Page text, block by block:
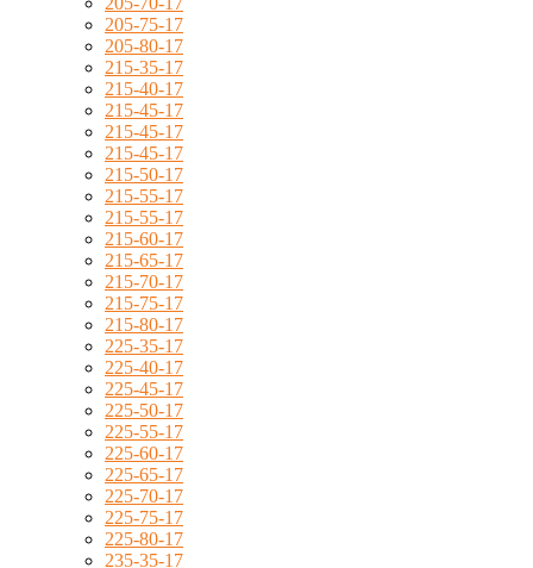
205-75-17
205-80-17
215-35-17
215-40-17
215-45-17
215-45-17
215-45-17
215-50-17
215-55-17
215-55-17
215-60-17
215-65-17
215-70-17
215-75-17
215-80-17
225-35-17
225-40-17
225-45-17
225-50-17
225-55-17
225-60-17
225-65-17
225-70-17
225-75-17
225-80-17
235-35-17